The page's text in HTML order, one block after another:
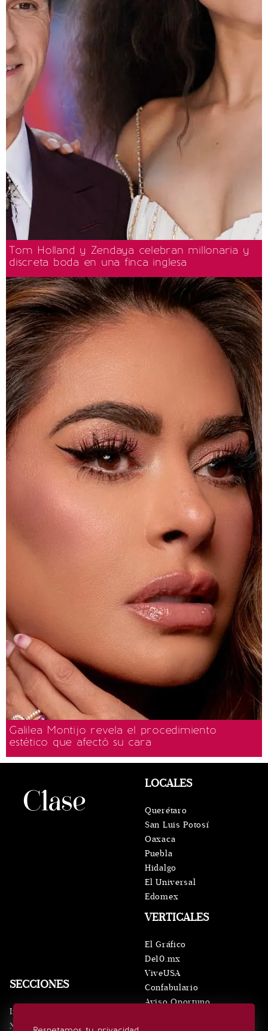
Tom Holland y Zendaya celebran millonaria y
discreta boda en una finca inglesa
Galilea Montijo revela el procedimiento
estético que afectó su cara
SECCIONES
Inicio
Noticias
VERTICALES
El Gráfico
De10.mx
ViveUSA
Confabulario
Aviso Oportuno
LOCALES
Querétaro
San Luis Potosí
Oaxaca
Puebla
Hidalgo
El Universal
Edomex